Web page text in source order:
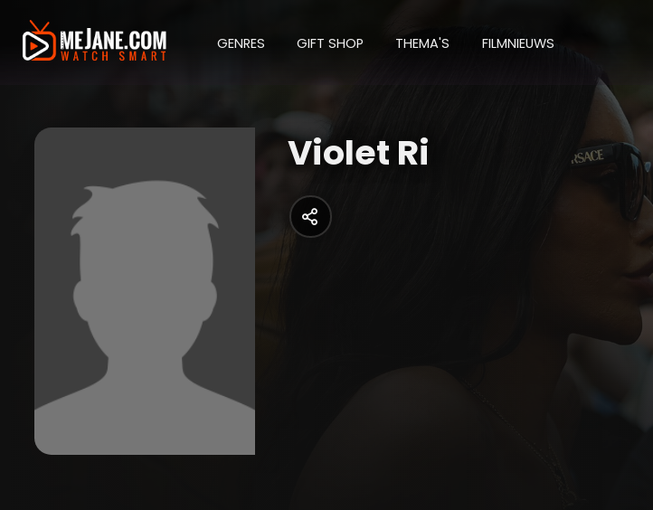
GENRES GIFT SHOP THEMA'S FILMNIEUWS
Violet Ri